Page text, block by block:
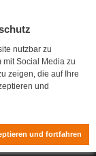
nutzbar zu
mit Social Media zu
zeigen, die auf Ihre
und
und fortfahren